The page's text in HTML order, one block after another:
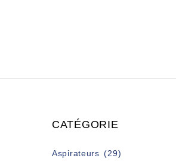
CATÉGORIE
Aspirateurs (29)